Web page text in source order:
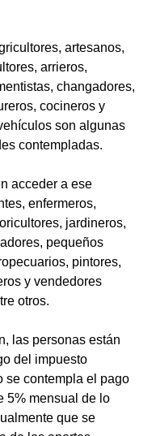
artesanos,
arrieros,
changadores,
cocineros y
son algunas
contempladas.
acceder a ese
enfermeros,
jardineros,
pequeños
pintores,
y vendedores
otros.
las personas están
del impuesto
se contempla el pago
5% mensual de lo
que se